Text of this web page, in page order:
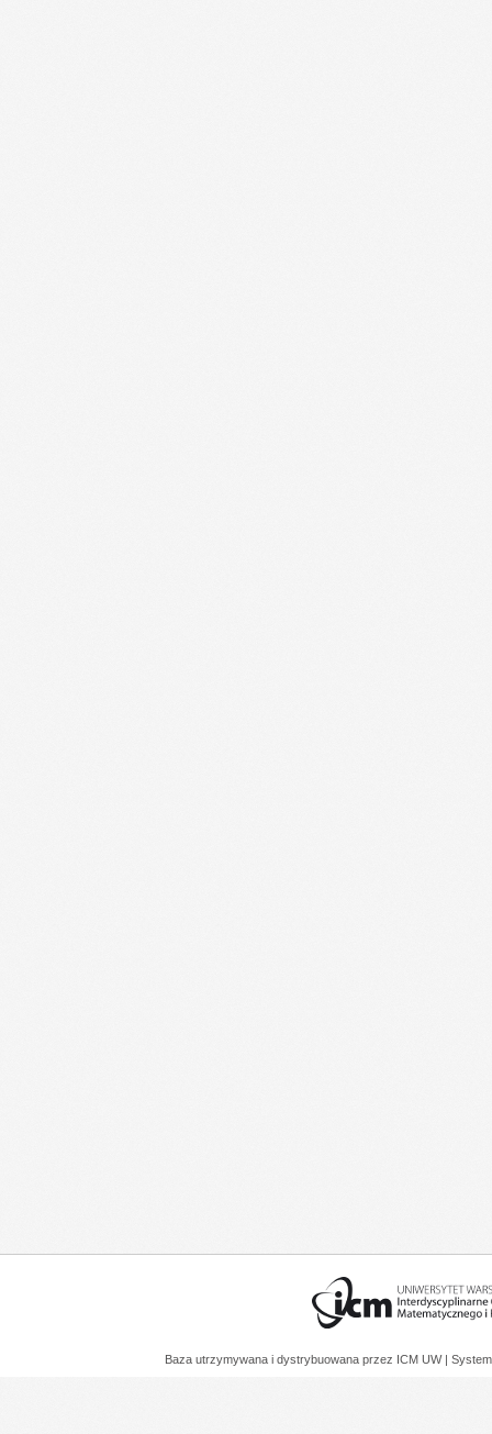
Baza utrzymywana i dystrybuowana przez ICM UW |